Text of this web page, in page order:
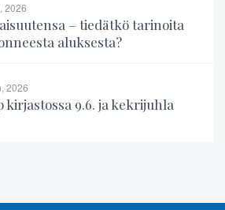
2026
– tiedätkö tarinoita
aluksesta?
2026
kirjastossa 9.6. ja kekrijuhla